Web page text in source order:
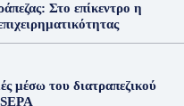
Στο επίκεντρο η
μέσω του διατραπεζικού